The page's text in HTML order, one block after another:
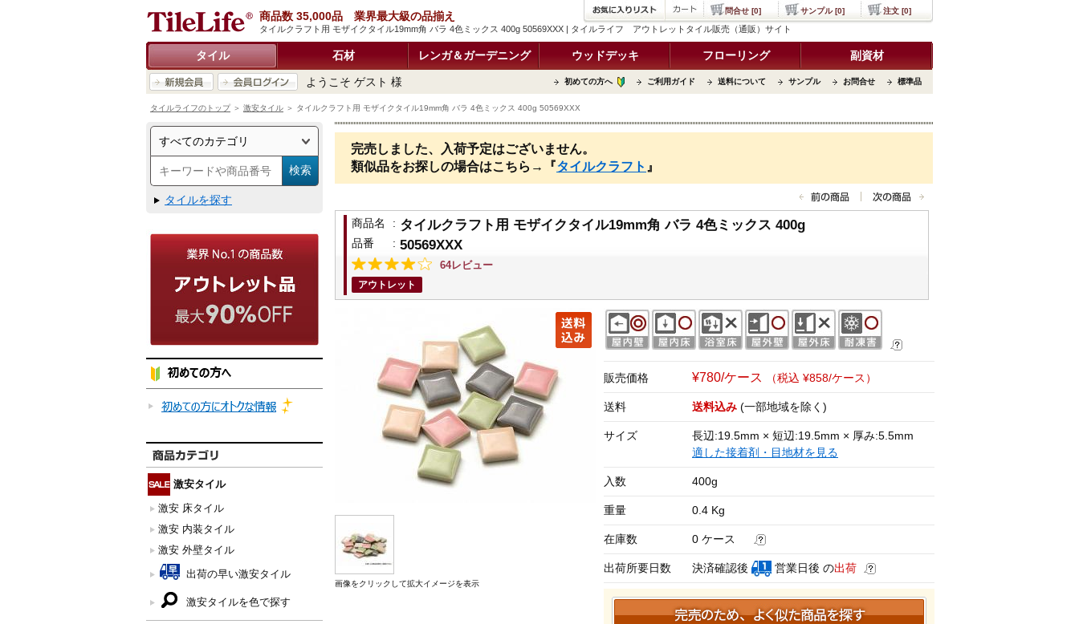
タイルクラフト用 モザイクタイル19mm角 バラ 4色ミックス 400g 50569XXX | タイルライフ アウトレットタイル販売（通販）サイト
商品数 35,000品 業界最大級の品揃え
タイル 石材 レンガ＆ガーデニング ウッドデッキ フローリング 副資材
ようこそ ゲスト 様 初めての方へ ご利用ガイド 送料について サンプル お問合せ 標準品
問合せ [0] サンプル [0] 注文 [0]
タイルライフのトップ＞ 激安タイル ＞ タイルクラフト用 モザイクタイル19mm角 バラ 4色ミックス 400g 50569XXX
タイルを探す
激安タイル
激安 床タイル
激安 内装タイル
激安 外壁タイル
出荷の早い激安タイル
激安タイルを色で探す
完売しました、入荷予定はございません。
類似品をお探しの場合はこちら→『タイルクラフト 』
商品名 : タイルクラフト用 モザイクタイル19mm角 バラ 4色ミックス 400g
品番 : 50569XXX
64レビュー
アウトレット
画像をクリックして拡大イメージを表示
販売価格 ¥780/ケース （税込 ¥858/ケース）
送料 送料込み (一部地域を除く)
サイズ
長辺:19.5mm × 短辺:19.5mm × 厚み:5.5mm
適した接着剤・目地材を見る
入数 400g
重量 0.4 Kg
在庫数 0 ケース
出荷所要日数 決済確認後 営業日後 の出荷